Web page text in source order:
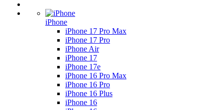
iPhone
iPhone 17 Pro Max
iPhone 17 Pro
iPhone Air
iPhone 17
iPhone 17e
iPhone 16 Pro Max
iPhone 16 Pro
iPhone 16 Plus
iPhone 16